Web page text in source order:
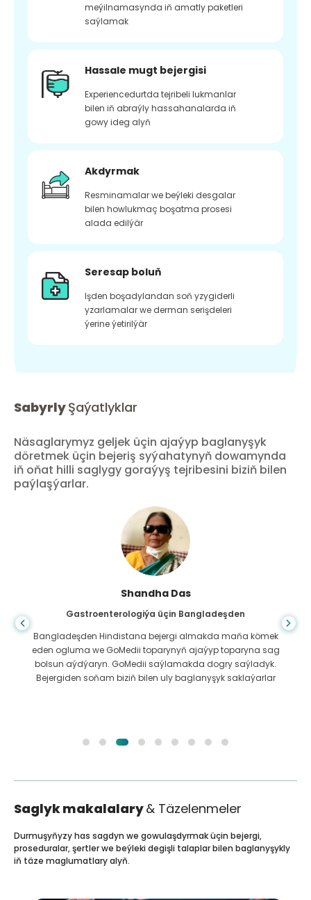
meýilnamasynda iň amatly paketleri
saýlamak
Hassale mugt bejergisi
Experiencedurtda tejribeli lukmanlar
bilen iň abraýly hassahanalarda iň
gowy ideg alyň
Akdyrmak
Resminamalar we beýleki desgalar
bilen howlukmaç boşatma prosesi
alada edilýär
Seresap boluň
Işden boşadylandan soň yzygiderli
yzarlamalar we derman serişdeleri
ýerine ýetirilýär
SabyrlyŞaýatlyklar
Näsaglarymyz geljek üçin ajaýyp baglanyşyk
döretmek üçin bejeriş syýahatynyň dowamynda
iň oňat hilli saglygy goraýyş tejribesini biziň bilen
paýlaşýarlar.
Shandha Das
Gastroenterologiýa üçin Bangladeşden
Bangladeşden Hindistana bejergi almakda maňa kömek
eden ogluma we GoMedii toparynyň ajaýyp toparyna sag
bolsun aýdýaryn. GoMedii saýlamakda dogry saýladyk.
Bejergiden soňam biziň bilen uly baglanyşyk saklaýarlar
Saglyk makalalary& Täzelenmeler
Durmuşyňyzy has sagdyn we gowulaşdyrmak üçin bejergi,
proseduralar, şertler we beýleki degişli talaplar bilen baglanyşykly
iň täze maglumatlary alyň.